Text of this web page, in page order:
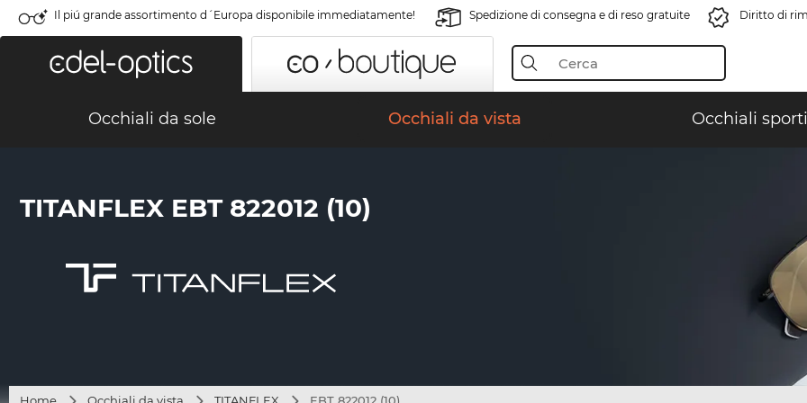
Il piú grande assortimento d´Europa disponibile immediatamente! Spedizione di consegna e di reso gratuite Diritto di
Occhiali da sole Occhiali da vista Occhiali
TITANFLEX EBT 822012 (10)